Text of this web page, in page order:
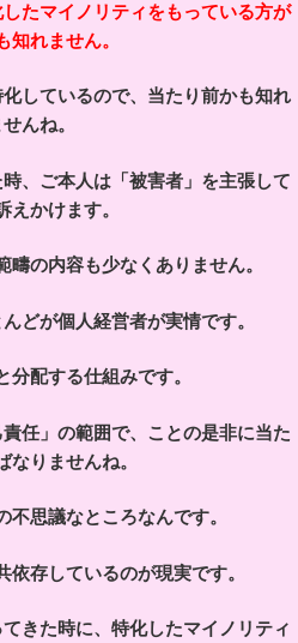
たマイノリティをもっている方が
知れません。
しているので、当たり前かも知れ
せんね。
、ご本人は「被害者」を主張して
えかけます。
の内容も少なくありません。
どが個人経営者が実情です。
分配する仕組みです。
任」の範囲で、ことの是非に当た
なりませんね。
不思議なところなんです。
依存しているのが現実です。
きた時に、特化したマイノリティ